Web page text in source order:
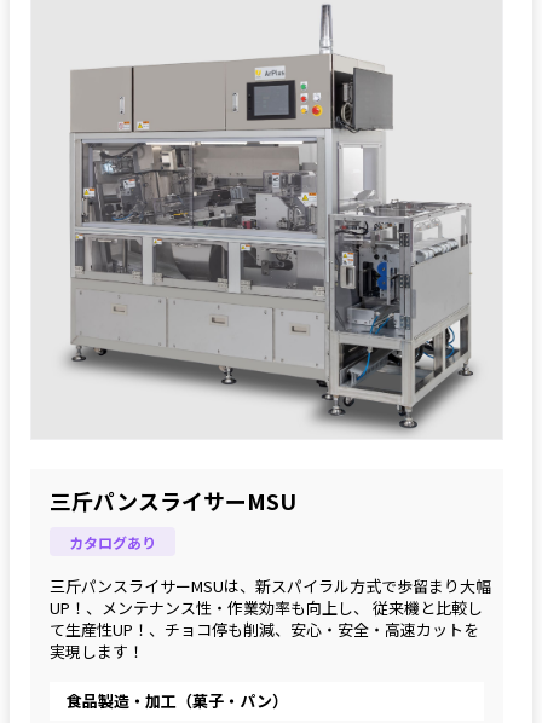
三斤パンスライサーMSU
カタログあり
三斤パンスライサーMSUは、新スパイラル方式で歩留まり大幅
UP！、メンテナンス性・作業効率も向上し、 従来機と比較し
て生産性UP！、チョコ停も削減、安心・安全・高速カットを
実現します！
食品製造・加工（菓子・パン）